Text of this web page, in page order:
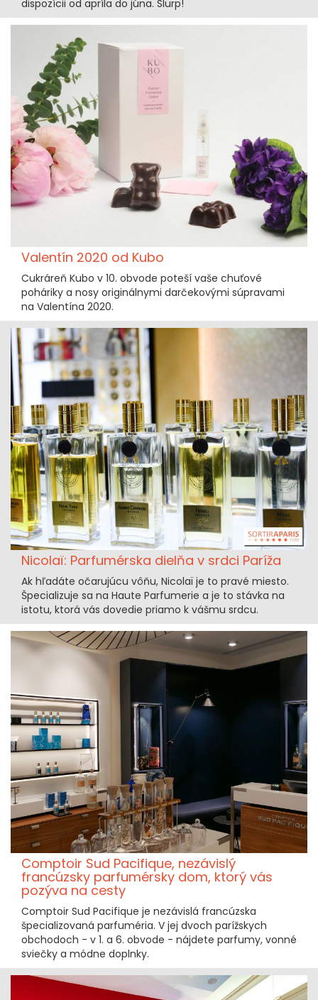
dispozícii od apríla do júna. Slurp!
Valentín 2020 od Kubo
Cukráreň Kubo v 10. obvode poteší vaše chuťové
poháriky a nosy originálnymi darčekovými súpravami
na Valentína 2020.
Nicolaï: Parfumérska dielňa v srdci Paríža
Ak hľadáte očarujúcu vôňu, Nicolaï je to pravé miesto.
Špecializuje sa na Haute Parfumerie a je to stávka na
istotu, ktorá vás dovedie priamo k vášmu srdcu.
Comptoir Sud Pacifique, nezávislý
francúzsky parfumérsky dom, ktorý vás
pozýva na cesty
Comptoir Sud Pacifique je nezávislá francúzska
špecializovaná parfuméria. V jej dvoch parížskych
obchodoch - v 1. a 6. obvode - nájdete parfumy, vonné
sviečky a módne doplnky.